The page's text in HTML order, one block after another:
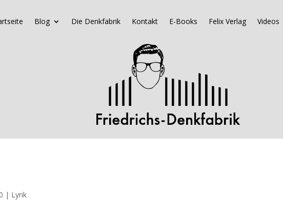
Blog Die Denkfabrik Kontakt E-Books Felix Verlag Videos
| Lyrik